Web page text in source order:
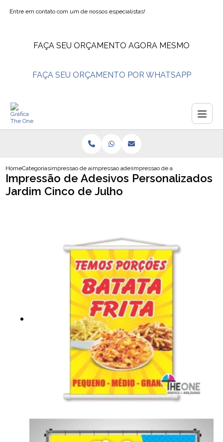
Entre em contato com um de nossos especialistas!
FAÇA SEU ORÇAMENTO AGORA MESMO
FAÇA SEU ORÇAMENTO POR WHATSAPP
HomeCategoriasimpressao de adesivosimpressao adesivoimpressao de adesivos
Impressão de Adesivos Personalizados
Jardim Cinco de Julho